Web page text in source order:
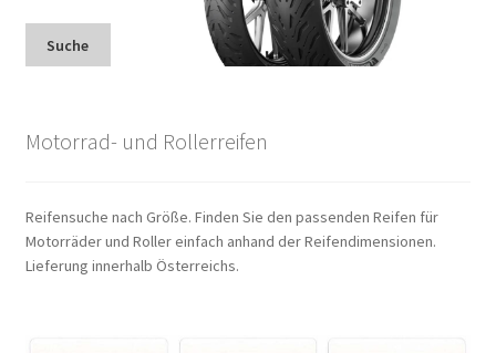
Suche
Motorrad- und Rollerreifen
Reifensuche nach Größe. Finden Sie den passenden Reifen für
Motorräder und Roller einfach anhand der Reifendimensionen.
Lieferung innerhalb Österreichs.